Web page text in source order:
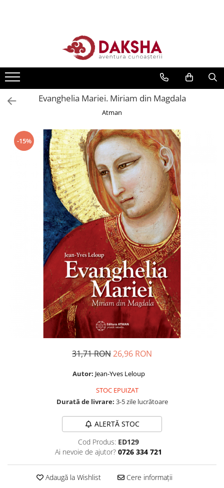
Seria Radu Cinamar
Seria Anton Parks
Seria David Icke
Dezvăluiri
Spiritualitate
Extratereștrii
Transformare spirituală
Dezvoltare personală
Seria Montauk
Seria Chico Xavier
Seria Helena Blavatsky
Evanghelia Mariei. Miriam din Magdala
Atman
-15%
31,71 RON26,96 RON
Autor: Jean-Yves Leloup
STOC EPUIZAT
Durată de livrare: 3-5 zile lucrătoare
ALERTĂ STOC
Cod Produs: ED129
Ai nevoie de ajutor? 0726 334 721
Adaugă la Wishlist Cere informații